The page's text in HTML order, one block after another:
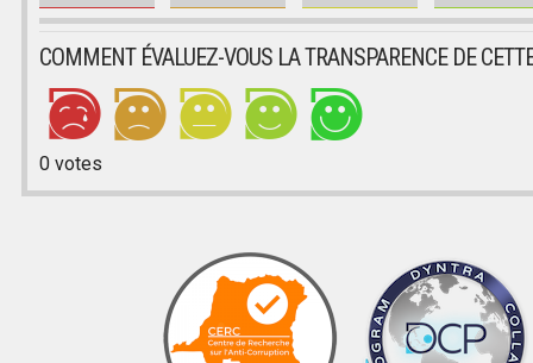
COMMENT ÉVALUEZ-VOUS LA TRANSPARENCE DE
0votes